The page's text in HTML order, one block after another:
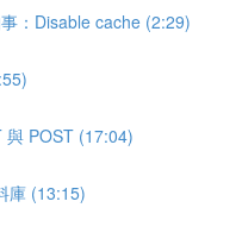
：Disable cache (2:29)
與 POST (17:04)
庫 (13:15)